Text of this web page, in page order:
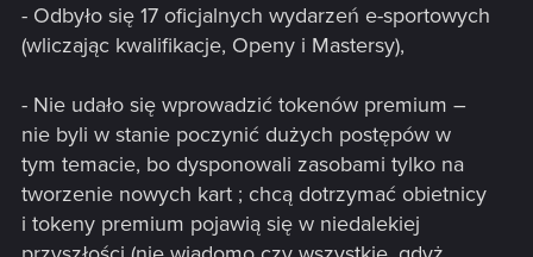
- Odbyło się 17 oficjalnych wydarzeń e-sportowych
(wliczając kwalifikacje, Openy i Mastersy),
- Nie udało się wprowadzić tokenów premium –
nie byli w stanie poczynić dużych postępów w
tym temacie, bo dysponowali zasobami tylko na
tworzenie nowych kart ; chcą dotrzymać obietnicy
i tokeny premium pojawią się w niedalekiej